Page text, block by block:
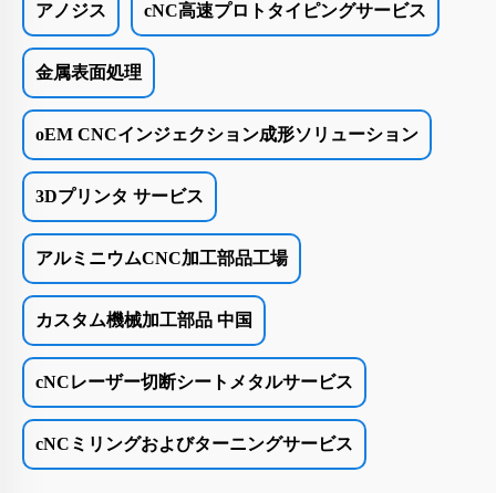
アノジス cNC高速プロトタイピングサービス
金属表面処理
oEM CNCインジェクション成形ソリューション
3Dプリンタ サービス
アルミニウムCNC加工部品工場
カスタム機械加工部品 中国
cNCレーザー切断シートメタルサービス
cNCミリングおよびターニングサービス